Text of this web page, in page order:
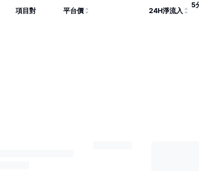
項目對 平台價 24H淨流入
5